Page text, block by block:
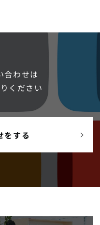
合わせは
ください
をする